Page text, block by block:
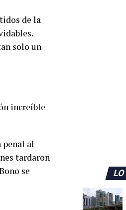
de la
solo un
increíble
penal al
tardaron
se